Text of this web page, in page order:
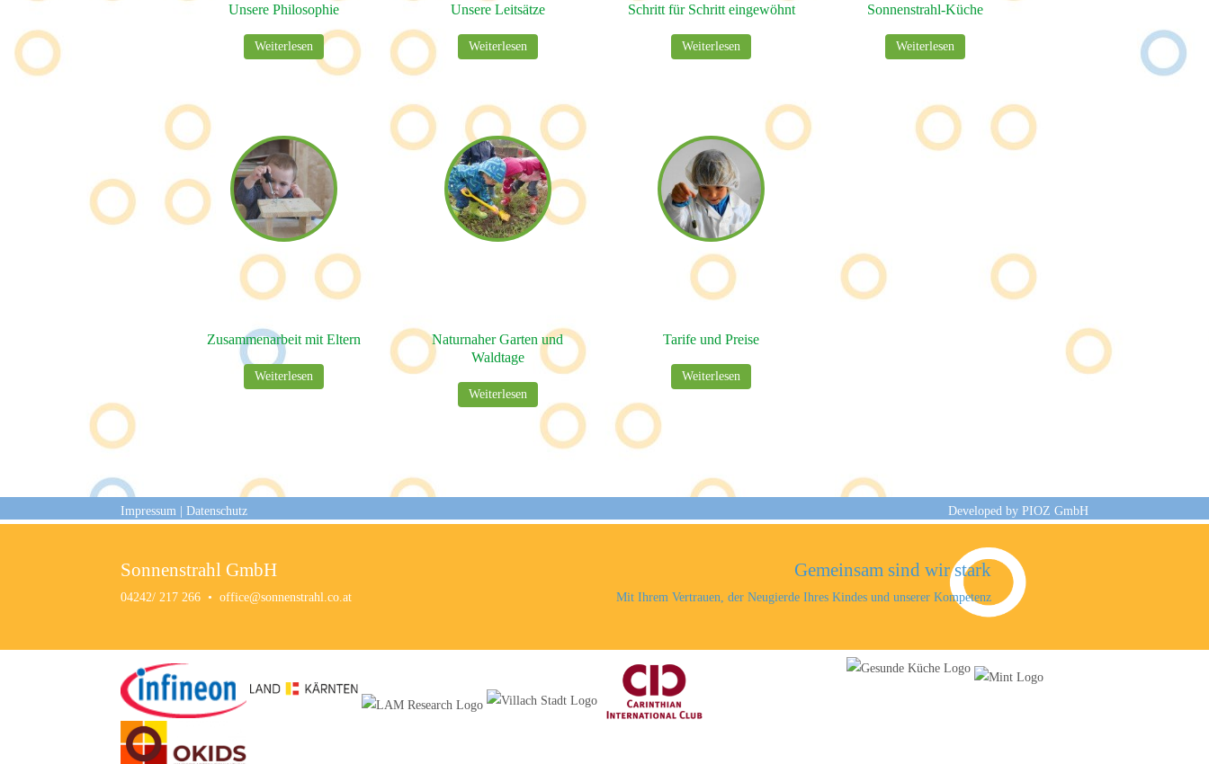
Unsere Philosophie
Weiterlesen
Unsere Leitsätze
Weiterlesen
Schritt für Schritt eingewöhnt
Weiterlesen
Sonnenstrahl-Küche
Weiterlesen
Zusammenarbeit mit Eltern
Weiterlesen
Naturnaher Garten und
Waldtage
Weiterlesen
Tarife und Preise
Weiterlesen
Impressum |Datenschutz Developed by PIOZ GmbH
Sonnenstrahl GmbH
04242/ 217 266 •office@sonnenstrahl.co.at
Gemeinsam sind wir stark
Mit Ihrem Vertrauen, der Neugierde Ihres Kindes und unserer Kompetenz